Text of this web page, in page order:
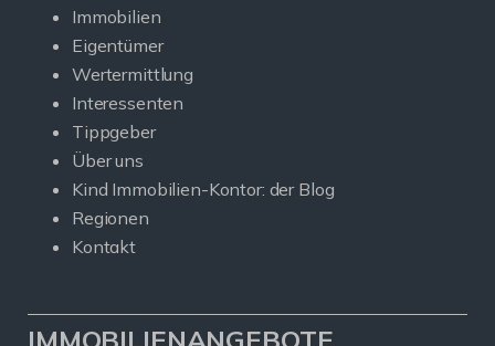
Immobilien
Eigentümer
Wertermittlung
Interessenten
Tippgeber
Über uns
Kind Immobilien-Kontor: der Blog
Regionen
Kontakt
IMMOBILIENANGEBOTE